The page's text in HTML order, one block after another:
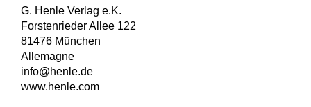
G. Henle Verlag e.K.
Forstenrieder Allee 122
81476 München
Allemagne
info@henle.de
www.henle.com